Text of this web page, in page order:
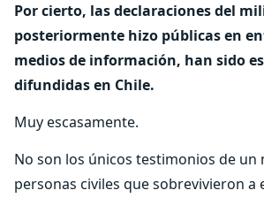
Por cierto, las declaraciones del
posteriormente hizo públicas en
medios de información, han sido
difundidas en Chile.
Muy escasamente.
No son los únicos testimonios de un
personas civiles que sobrevivieron a